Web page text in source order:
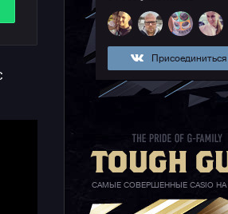
Присоединиться
САМЫЕ СОВЕРШЕННЫЕ CASIO НА